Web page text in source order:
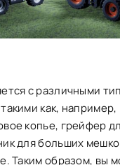
с различными
как,
копье, грейфер
для больших
Таким образом, вы